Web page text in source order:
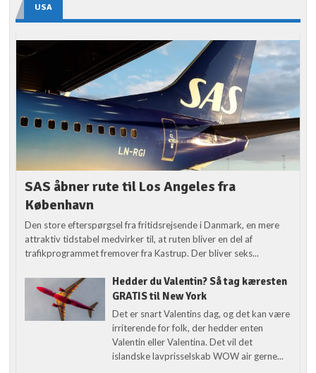
USA
SAS åbner rute til Los Angeles fra
København
Den store efterspørgsel fra fritidsrejsende i Danmark, en mere
attraktiv tidstabel medvirker til, at ruten bliver en del af
trafikprogrammet fremover fra Kastrup. Der bliver seks...
Hedder du Valentin? Så tag kæresten
GRATIS til New York
Det er snart Valentins dag, og det kan være
irriterende for folk, der hedder enten
Valentin eller Valentina. Det vil det
islandske lavprisselskab WOW air gerne...